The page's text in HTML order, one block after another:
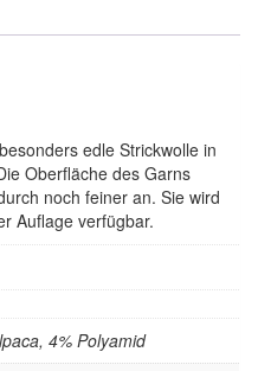
edle Strickwolle in
Oberfläche des Garns
noch feiner an. Sie wird
Auflage verfügbar.
4% Polyamid